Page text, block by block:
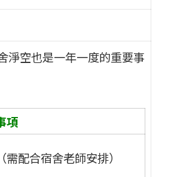
淨空也是一年一度的重要事
項
配合宿舍老師安排）